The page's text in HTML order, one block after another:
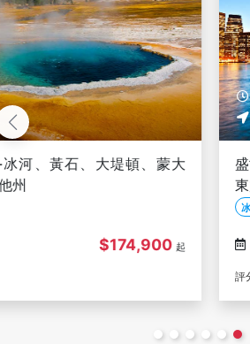
12天
桃園國際機場出發
盛世公主遊輪賞楓美加東12日－盛
東賞楓、倒流瀑布、白山森林秘境
10/09, 10/16